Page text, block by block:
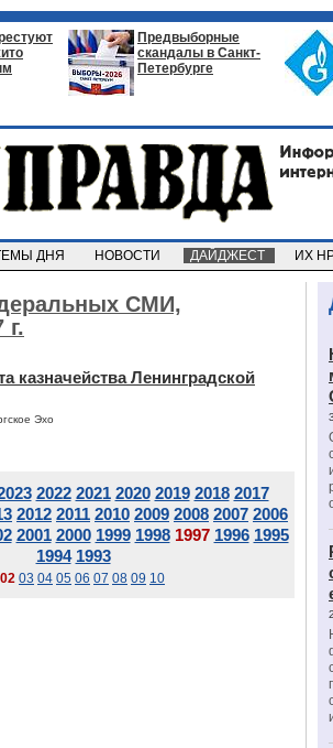
Предвыборные
скандалы в Санкт-
Петербурге
ДНЯ НОВОСТИ ДАЙДЖЕСТ ИХ
СМИ,
казначейства Ленинградской
Эхо
2022 2021 2020 2019 2018 2017
2012 2011 2010 2009 2008 2007 2006
2001 2000 1999 1998 1997 1996 1995
1994 1993
02 03 04 05 06 07 08 09 10